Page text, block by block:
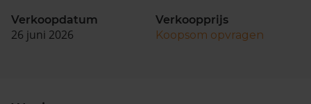
Verkoopdatum
26 juni 2026
Verkoopprijs
Koopsom opvragen